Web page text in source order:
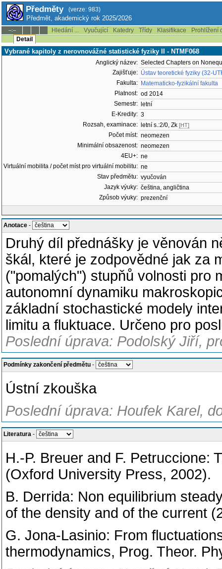
Předměty (verze: 983)
Předmět, akademický rok 2025/2026
--:-- Hledání ... Vyučující Katedry Třídy Klasifikace
Prohlížení
Detail
Vybrané kapitoly z nerovnovážné statistické fyziky II - NTMF068
Anglický název: Selected Chapters on
Zajišťuje: Ústav teoretické fyziky (32-
Fakulta: Matematicko-fyzikální fakulta
Platnost: od 2014
Semestr:
letní
E-Kredity: 3
Rozsah, examinace:
letní s.:2/0, Zk [HT]
Počet míst: neomezen
Minimální obsazenost: neomezen
4EU+: ne
Virtuální mobilita / počet míst pro virtuální mobilitu: ne
Stav předmětu: vyučován
Jazyk výuky: čeština, angličtina
Způsob výuky: prezenční
Anotace -
Druhý díl přednášky je věnován
škál, které je zodpovědné jak za
("pomalých") stupňů volnosti pro
autonomní dynamiku
základní stochastické modely
limitu a fluktuace. Určeno pro
Poslední úprava: Podolský Jiří,
Podmínky zakončení předmětu -
Ústní zkouška
Poslední úprava: Houfek Karel,
Literatura -
H.-P. Breuer and F. Petruccione:
(Oxford University Press, 2002).
B. Derrida: Non equilibrium
of the density and of the current
G. Jona-Lasinio: From
thermodynamics, Prog. Theor.